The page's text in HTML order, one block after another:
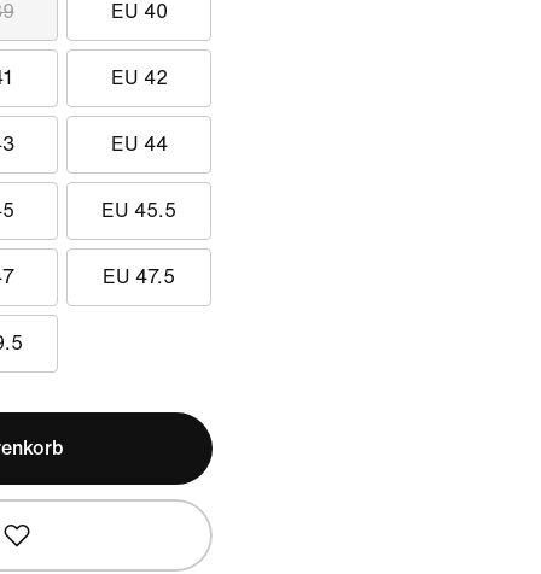
EU 40
EU 42
EU 44
EU 45.5
EU 47.5